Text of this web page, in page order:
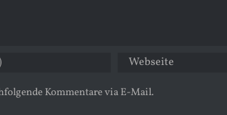
Kommentare via E-Mail.